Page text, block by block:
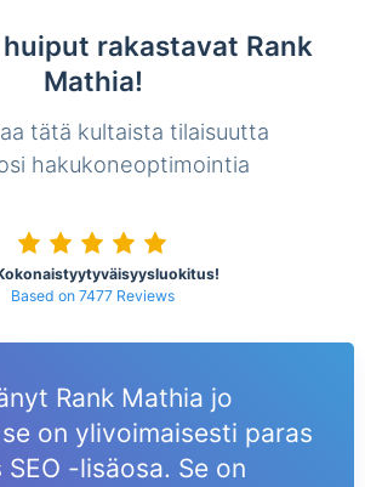
huiput rakastavat Rank
Mathia!
tätä kultaista tilaisuutta
hakukoneoptimointia
Based on 7477 Reviews
Rank Mathia jo
on ylivoimaisesti paras
SEO -lisäosa. Se on